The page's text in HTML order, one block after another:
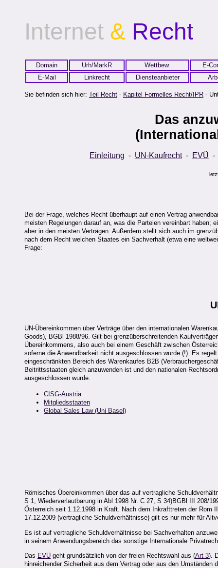
Internet & Recht
Domain Urh/MarkR Wettbew.
E-
E-Mail
Linkrecht Diensteanbieter
Sie befinden sich hier: Teil Recht - Kapitel Formelles Recht/IPR -
Das
Einleitung - UN-Kaufrecht- EVÜ
Bei der Frage, welches Recht überhaupt auf einen Vertrag
meisten Regelungen darauf an, was die Parteien vereinbart haben;
aber in den meisten Verträgen. Außerdem stellt sich auch im
nach dem Recht welchen Staates ein Sachverhalt (etwa eine
Frage:
UN-Übereinkommen über Verträge über den internationalen
Goods), BGBl 1988/96. Gilt bei grenzüberschreitenden
Übereinkommens, also auch bei einem Geschäft zwischen
soferne die Anwendbarkeit nicht ausgeschlossen wurde (!). Es
eingeschränkten Bereich des Warenkaufes B2B
Beitrittsstaaten gleich anzuwenden ist und den nationalen
ausgeschlossen wurde.
CISG-Austria
Mitgliedsstaaten
Global Sales Law (Uni Basel)
Römisches Übereinkommen über das auf vertragliche
S 1, Wiederverlautbarung in Abl 1998 Nr. C 27, S 34)BGBl III 208/
Österreich seit 1.12.1998 in Kraft. Nach dem Inkrafttreten der Rom
17.12.2009 (vertragliche Schuldverhältnisse) gilt es nur mehr für
Es ist auf vertragliche Schuldverhältnisse bei Sachverhalten
in seinem Anwendungsbereich das sonstige Internationale
Das EVÜ geht grundsätzlich von der freien Rechtswahl aus (Art 3).
hinreichender Sicherheit aus dem Vertrag oder aus den Umständen